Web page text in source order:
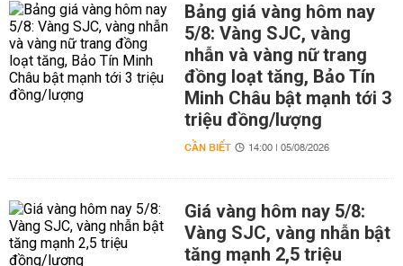
Bảng giá vàng hôm nay
5/8: Vàng SJC, vàng
nhẫn và vàng nữ trang
đồng loạt tăng, Bảo Tín
Minh Châu bật mạnh tới 3
triệu đồng/lượng
CẦN BIẾT 14:00 | 05/08/2026
Giá vàng hôm nay 5/8:
Vàng SJC, vàng nhẫn bật
tăng mạnh 2,5 triệu